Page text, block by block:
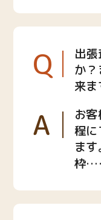
Q
出
か
来ま
A
お
程
ま
枠